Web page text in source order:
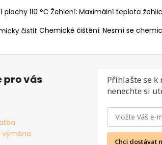
Žehlení: Maximální teplota
Chemické čištění: Nesmí se
pro vás
výměna
Přihlašte se k
nenechte si
Chci dostávat